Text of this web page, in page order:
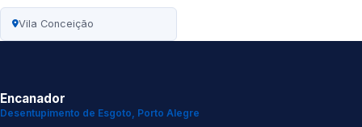
Vila Conceição
Encanador
Desentupimento de Esgoto, Porto Alegre